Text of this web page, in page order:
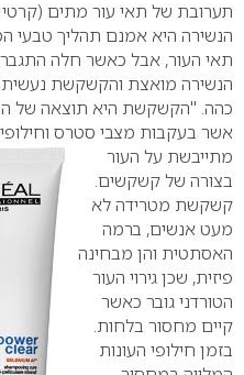
תערובת של תאי עור מתים
הנשירה היא אמנם תהליך
תאי העור, אבל כאשר חלה
הנשירה מואצת והקשקשת נעשית
כהה. "הקשקשת היא תוצאה של
אשר בעקבות מצבי סטרס
מתייבשת על העור
בצורה של קשקשים.
קשקשת מטרידה לא
מעט אנשים, ברמה
האסתטית והן מבחינה
פיזית, שכן גירוי העור
הטורדני גובר כאשר
קיים מחסור בלחות.
בזמן חילופי העונות